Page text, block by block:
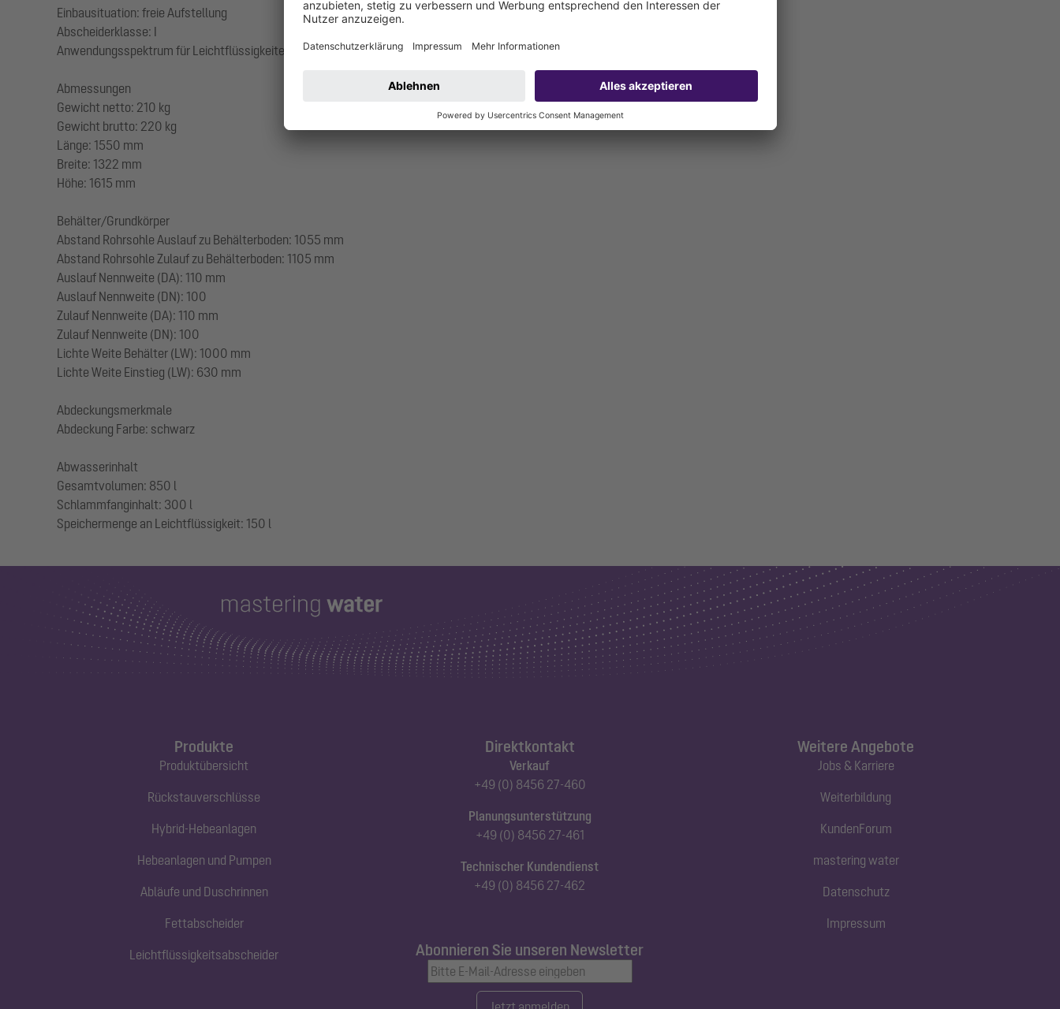
Einbausituation: freie Aufstellung
Abscheiderklasse: I
Anwendungsspektrum für Leichtflüssigkeiten: von 0,85 bis 0,95 g/cm3
Abmessungen
Gewicht netto: 210 kg
Gewicht brutto: 220 kg
Länge: 1550 mm
Breite: 1322 mm
Höhe: 1615 mm
Behälter/Grundkörper
Abstand Rohrsohle Auslauf zu Behälterboden: 1055 mm
Abstand Rohrsohle Zulauf zu Behälterboden: 1105 mm
Auslauf Nennweite (DA): 110 mm
Auslauf Nennweite (DN): 100
Zulauf Nennweite (DA): 110 mm
Zulauf Nennweite (DN): 100
Lichte Weite Behälter (LW): 1000 mm
Lichte Weite Einstieg (LW): 630 mm
Abdeckungsmerkmale
Abdeckung Farbe: schwarz
Abwasserinhalt
Gesamtvolumen: 850 l
Schlammfanginhalt: 300 l
Produkte
Produktübersicht
Rückstauverschlüsse
Hybrid-Hebeanlagen
Hebeanlagen und Pumpen
Abläufe und Duschrinnen
Fettabscheider
Leichtflüssigkeitsabscheider
Direktkontakt
Verkauf
+49 (0) 8456 27-460
Planungsunterstützung
+49 (0) 8456 27-461
Technischer Kundendienst
+49 (0) 8456 27-462
Abonnieren Sie unseren Newsletter
Weitere Angebote
Jobs & Karriere
Weiterbildung
KundenForum
mastering water
Datenschutz
Impressum